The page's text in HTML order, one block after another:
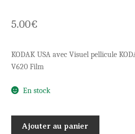
5.00€
KODAK USA avec Visuel pellicule
V620 Film
En stock
Ajouter au panier